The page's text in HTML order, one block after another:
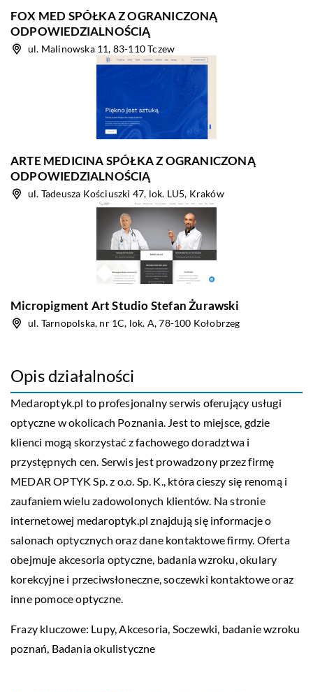
FOX MED SPÓŁKA Z OGRANICZONĄ
ODPOWIEDZIALNOŚCIĄ
ul. Malinowska 11, 83-110 Tczew
ARTE MEDICINA SPÓŁKA Z OGRANICZONĄ
ODPOWIEDZIALNOŚCIĄ
ul. Tadeusza Kościuszki 47, lok. LU5, Kraków
Micropigment Art Studio Stefan Żurawski
ul. Tarnopolska, nr 1C, lok. A, 78-100 Kołobrzeg
Opis działalności
Medaroptyk.pl to profesjonalny serwis oferujący usługi
optyczne w okolicach Poznania. Jest to miejsce, gdzie
klienci mogą skorzystać z fachowego doradztwa i
przystępnych cen. Serwis jest prowadzony przez firmę
MEDAR OPTYK Sp. z o.o. Sp. K., która cieszy się renomą i
zaufaniem wielu zadowolonych klientów. Na stronie
internetowej medaroptyk.pl znajdują się informacje o
salonach optycznych oraz dane kontaktowe firmy. Oferta
obejmuje akcesoria optyczne, badania wzroku, okulary
korekcyjne i przeciwsłoneczne, soczewki kontaktowe oraz
inne pomoce optyczne.
Frazy kluczowe: Lupy, Akcesoria, Soczewki, badanie wzroku
poznań, Badania okulistyczne